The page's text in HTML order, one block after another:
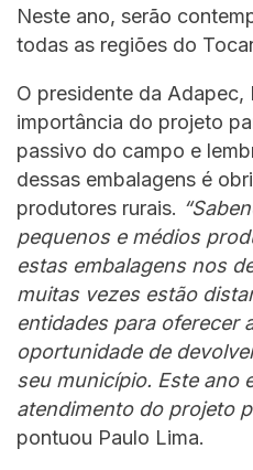
Neste ano, serão
todas as regiões do
O presidente da Adapec,
importância do projeto
passivo do campo e
dessas embalagens é
produtores rurais.
pequenos e médios
estas embalagens nos
muitas vezes estão
entidades para oferecer
oportunidade de
seu município. Este ano
atendimento do projeto
pontuou Paulo Lima.